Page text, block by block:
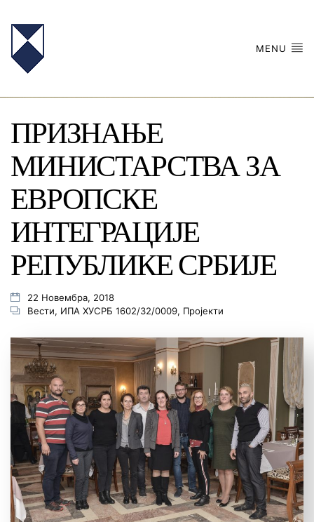
MENU
ПРИЗНАЊЕ
МИНИСТАРСТВА ЗА
ЕВРОПСКЕ
ИНТЕГРАЦИЈЕ
РЕПУБЛИКЕ СРБИЈЕ
22 Новембра, 2018
Вести, ИПА ХУСРБ 1602/32/0009, Пројекти